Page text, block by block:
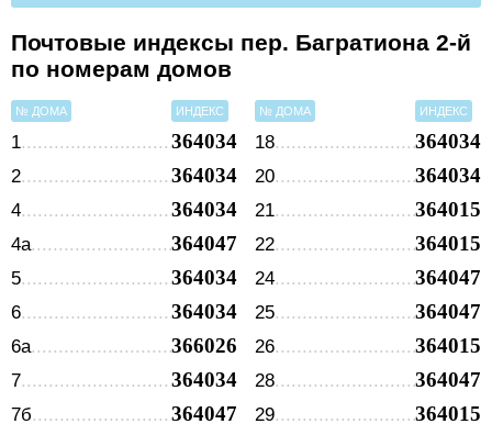
Почтовые индексы пер. Багратиона 2-й
по номерам домов
№ ДОМА ИНДЕКС
1 364034
2 364034
4 364034
4а 364047
5 364034
6 364034
6а 366026
7 364034
7б 364047
№ ДОМА ИНДЕКС
18 364034
20 364034
21 364015
22 364015
24 364047
25 364047
26 364015
28 364047
29 364015